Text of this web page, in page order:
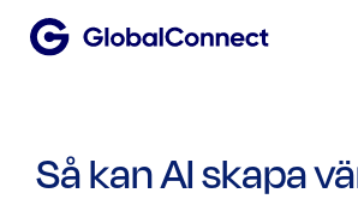
Så kan AI skapa